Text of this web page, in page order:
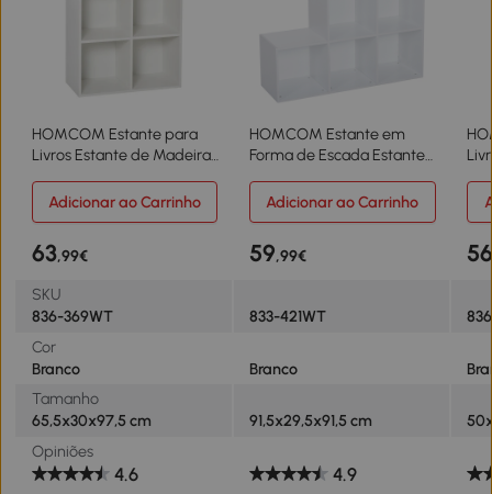
HOMCOM Estante para
Livros Estante de Madeira
Compartimentos de
Armazenamento
HOMCOM Estante em
Forma de Escada Estante
Cubos Estante de
Exposição
Adicionar ao Carrinho Adicionar ao Carrinho
63,99€ 59,99€
SKU
836-369WT
833-421WT
Cor
Branco
Branco
Tamanho
65,5x30x97,5 cm
91,5x29,5x91,5 cm
Opiniões
4.6 4.9